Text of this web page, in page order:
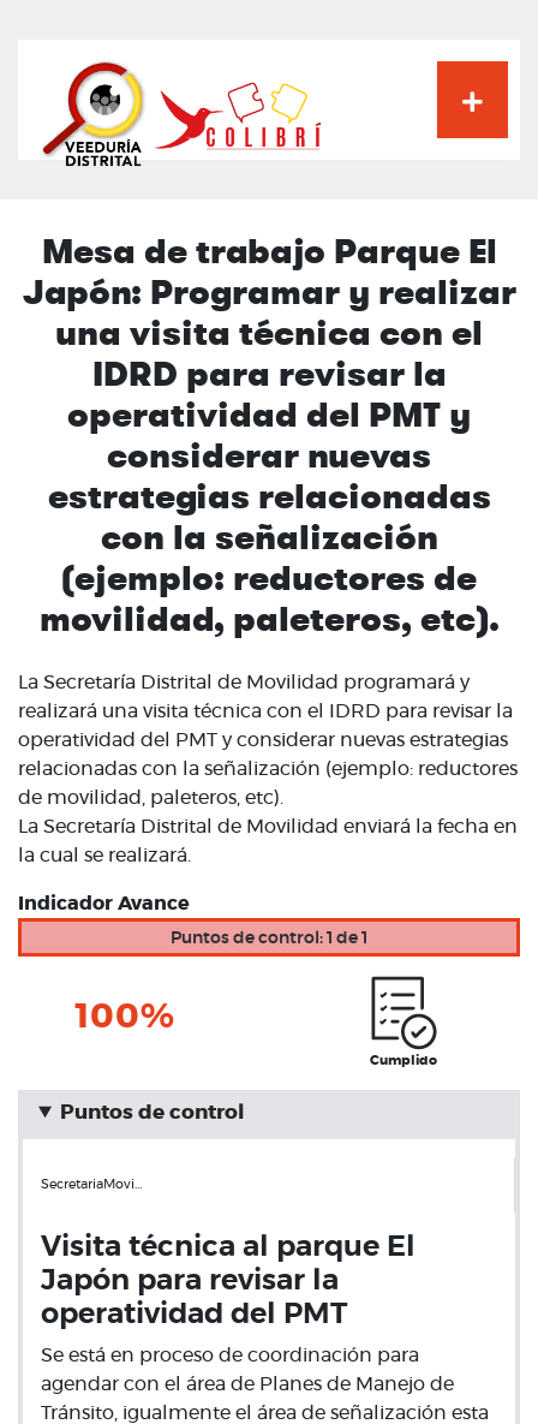
principal
Mesa de trabajo Parque El
Japón: Programar y realizar
una visita técnica con el
IDRD para revisar la
operatividad del PMT y
considerar nuevas
estrategias relacionadas
con la señalización
(ejemplo: reductores de
movilidad, paleteros, etc).
La Secretaría Distrital de Movilidad programará y
realizará una visita técnica con el IDRD para revisar la
operatividad del PMT y considerar nuevas estrategias
relacionadas con la señalización (ejemplo: reductores
de movilidad, paleteros, etc).
La Secretaría Distrital de Movilidad enviará la fecha en
la cual se realizará.
Indicador Avance
Puntos de control: 1 de 1
100%
Cumplido
Puntos de control
SecretariaMovi…
Visita técnica al parque El
Japón para revisar la
operatividad del PMT
Se está en proceso de coordinación para
agendar con el área de Planes de Manejo de
Tránsito, igualmente el área de señalización esta